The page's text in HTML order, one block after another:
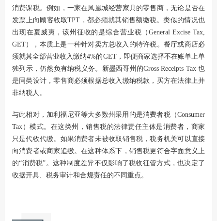
消费课税。例如，一家在凤凰城经营家具的零售商，无论是否在
发票上向顾客收取TPT，都必须就其销售额缴税。类似的情况也
出现在夏威夷，该州征收的是综合营业税（General Excise Tax,
GET），本质上是一种针对卖方总收入的特许税。餐厅或商店必
须就其全部营业收入缴纳4%的GET，即便商家选择不在账单上单
独列示，仍然负有纳税义务。新墨西哥州的Gross Receipts Tax 也
是同类设计，零售商必须根据总收入缴纳税款，买方在法律上并
非纳税人。
与此相对，加利福尼亚等大多数州采用的是消费者税（Consumer
Tax）模式。在这类州，销售税的法律责任主体是消费者，商家
只是代收代缴。如果消费者未被收取销售税，税务机关可以直接
向消费者或商家追缴。在这种体系下，销售税更符合字面意义上
的“消费税”。这种制度差异不仅影响了税收征管方式，也决定了
收据开具、税务审计和合规责任的不同重点。